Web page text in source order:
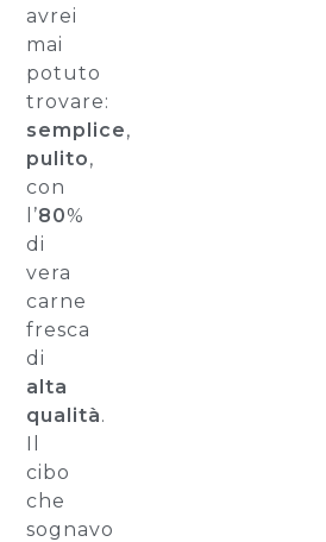
avrei
mai
potuto
trovare:
semplice,
pulito,
con
l’80%
di
vera
carne
fresca
di
alta
qualità.
Il
cibo
che
sognavo